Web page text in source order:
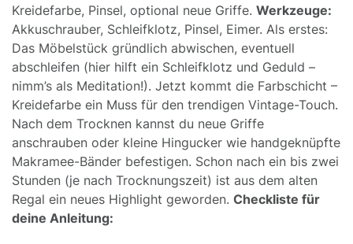
Kreidefarbe, Pinsel, optional neue Griffe. Werkzeuge:
Akkuschrauber, Schleifklotz, Pinsel, Eimer. Als erstes:
Das Möbelstück gründlich abwischen, eventuell
abschleifen (hier hilft ein Schleifklotz und Geduld –
nimm’s als Meditation!). Jetzt kommt die Farbschicht –
Kreidefarbe ein Muss für den trendigen Vintage-Touch.
Nach dem Trocknen kannst du neue Griffe
anschrauben oder kleine Hingucker wie handgeknüpfte
Makramee-Bänder befestigen. Schon nach ein bis zwei
Stunden (je nach Trocknungszeit) ist aus dem alten
Regal ein neues Highlight geworden. Checkliste für
deine Anleitung: